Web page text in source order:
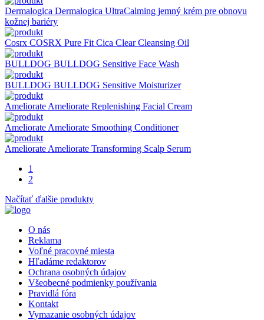
Dermalogica Dermalogica UltraCalming jemný krém pre obnovu
kožnej bariéry
Cosrx COSRX Pure Fit Cica Clear Cleansing Oil
BULLDOG BULLDOG Sensitive Face Wash
BULLDOG BULLDOG Sensitive Moisturizer
Ameliorate Ameliorate Replenishing Facial Cream
Ameliorate Ameliorate Smoothing Conditioner
Ameliorate Ameliorate Transforming Scalp Serum
1
2
Načítať ďalšie produkty
O nás
Reklama
Voľné pracovné miesta
Hľadáme redaktorov
Ochrana osobných údajov
Všeobecné podmienky používania
Pravidlá fóra
Kontakt
Vymazanie osobných údajov